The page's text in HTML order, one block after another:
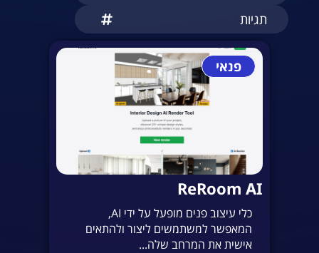
תגיות
פנאי
ReRoom AI
כלי עיצוב פנים מופעל על ידי AI,
המאפשר למשתמשים ליצור ולהתאים
אישית את המרחב שלה...